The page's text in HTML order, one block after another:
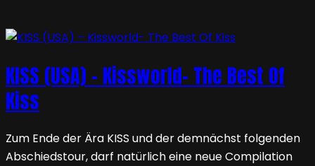
KISS (USA) – Kissworld- The Best Of
Kiss
Zum Ende der Ära KISS und der demnächst folgenden
Abschiedstour, darf natürlich eine neue Compilation